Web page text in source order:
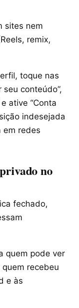
sites nem
remix,
toque nas
conteúdo”,
ative “Conta
indesejada
em redes
no
fechado,
quem pode ver
recebeu
e às